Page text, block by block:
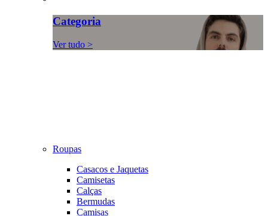
Categoria
Ver tudo >
Roupas
Casacos e Jaquetas
Camisetas
Calças
Bermudas
Camisas